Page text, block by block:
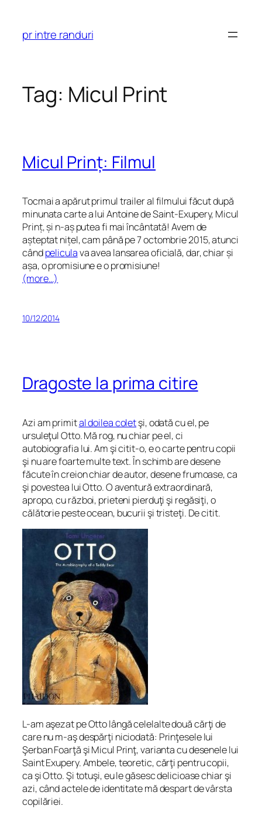
content
pr intre randuri
Tag: Micul Print
Micul Prinț: Filmul
Tocmai a apărut primul trailer al filmului făcut după
minunata carte a lui Antoine de Saint-Exupery, Micul
Prinț, și n-aș putea fi mai încântată! Avem de
așteptat nițel, cam până pe 7 octombrie 2015, atunci
cândpeliculava avea lansarea oficială, dar, chiar și
așa, o promisiune e o promisiune!
(more…)
10/12/2014
Dragoste la prima citire
Azi am primital doilea coletşi, odată cu el, pe
ursuleţul Otto. Mă rog, nu chiar pe el, ci
autobiografia lui. Am şi citit-o, e o carte pentru copii
şi nu are foarte multe text. În schimb are desene
făcute în creion chiar de autor, desene frumoase, ca
şi povestea lui Otto. O aventură extraordinară,
apropo, cu război, prieteni pierduţi şi regăsiţi, o
călătorie peste ocean, bucurii şi tristeţi. De citit.
L-am aşezat pe Otto lângă celelalte două cărţi de
care nu m-aş despărţi niciodată: Prinţesele lui
Şerban Foarţă şi Micul Prinţ, varianta cu desenele lui
Saint Exupery. Ambele, teoretic, cărţi pentru copii,
ca şi Otto. Şi totuşi, eu le găsesc delicioase chiar şi
azi, când actele de identitate mă despart de vârsta
copilăriei.